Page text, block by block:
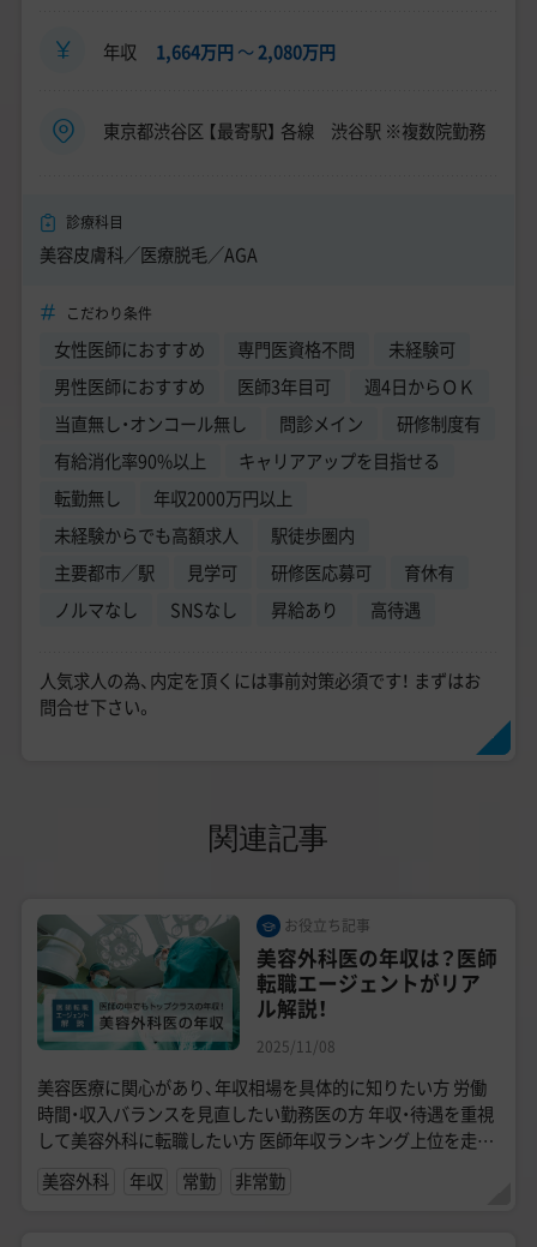
年収 1,664万円 〜2,080万円
東京都渋谷区 【最寄駅】 各線 渋谷駅 ※複数院勤務
診療科目
美容皮膚科／医療脱毛／AGA
こだわり条件
女性医師におすすめ 専門医資格不問
未経験可
男性医師におすすめ
医師3年目可
週4日からＯＫ
当直無し・オンコール無し
問診メイン
研修制度有
有給消化率90%以上
キャリアアップを目指せる
転勤無し
年収2000万円以上
未経験からでも高額求人
駅徒歩圏内
主要都市／駅
見学可 研修医応募可
育休有
ノルマなし
SNSなし 昇給あり 高待遇
人気求人の為、内定を頂くには事前対策必須です！ まずはお
問合せ下さい。
関連記事
お役立ち記事
美容外科医の年収は？医師
転職エージェントがリア
ル解説！
2025/11/08
美容医療に関心があり、年収相場を具体的に知りたい方 労働
時間・収入バランスを見直したい勤務医の方 年収・待遇を重視
して美容外科に転職したい方 医師年収ランキング上位を走り
続ける美容外科...
美容外科 年収 常勤 非常勤